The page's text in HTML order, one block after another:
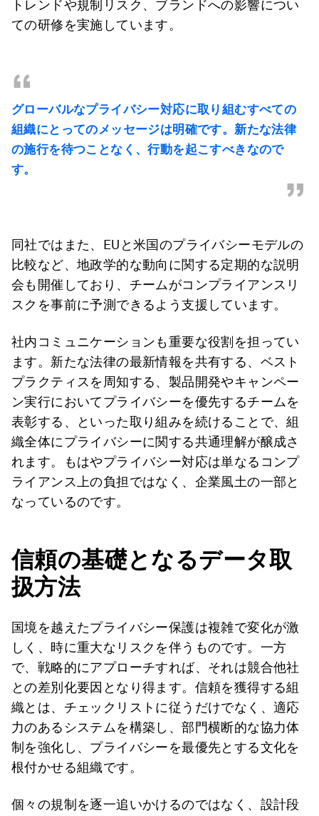
トレンドや規制リスク、ブランドへの影響につい
ての研修を実施しています。
“
グローバルなプライバシー対応に取り組むすべての
組織にとってのメッセージは明確です。新たな法律
の施行を待つことなく、行動を起こすべきなので
す。
”
同社ではまた、EUと米国のプライバシーモデルの
比較など、地政学的な動向に関する定期的な説明
会も開催しており、チームがコンプライアンスリ
スクを事前に予測できるよう支援しています。
社内コミュニケーションも重要な役割を担ってい
ます。新たな法律の最新情報を共有する、ベスト
プラクティスを周知する、製品開発やキャンペー
ン実行においてプライバシーを優先するチームを
表彰する、といった取り組みを続けることで、組
織全体にプライバシーに関する共通理解が醸成さ
れます。もはやプライバシー対応は単なるコンプ
ライアンス上の負担ではなく、企業風土の一部と
なっているのです。
信頼の基礎となるデータ取
扱方法
国境を越えたプライバシー保護は複雑で変化が激
しく、時に重大なリスクを伴うものです。一方
で、戦略的にアプローチすれば、それは競合他社
との差別化要因となり得ます。信頼を獲得する組
織とは、チェックリストに従うだけでなく、適応
力のあるシステムを構築し、部門横断的な協力体
制を強化し、プライバシーを最優先とする文化を
根付かせる組織です。
個々の規制を逐一追いかけるのではなく、設計段